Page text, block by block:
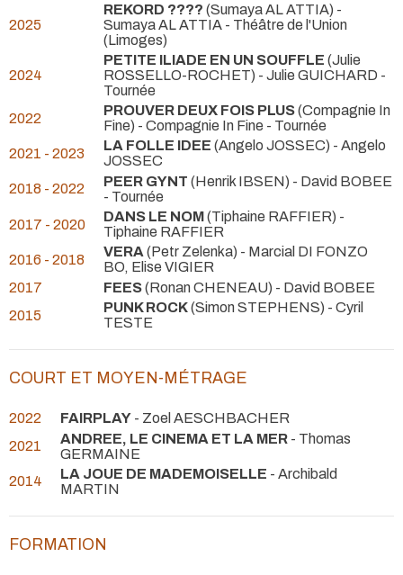
2025
REKORD ???? (Sumaya AL ATTIA) -
Sumaya AL ATTIA - Théâtre de l'Union
(Limoges)
2024
PETITE ILIADE EN UN SOUFFLE (Julie
ROSSELLO-ROCHET) - Julie GUICHARD -
Tournée
2022
PROUVER DEUX FOIS PLUS(Compagnie In
Fine) - Compagnie In Fine - Tournée
2021 - 2023
LA FOLLE IDEE (Angelo JOSSEC) - Angelo
JOSSEC
2018 - 2022
PEER GYNT (Henrik IBSEN) - David BOBEE
- Tournée
2017 - 2020
DANS LE NOM(Tiphaine RAFFIER) -
Tiphaine RAFFIER
2016 - 2018
VERA (Petr Zelenka) - Marcial DI FONZO
BO, Elise VIGIER
2017
FEES(Ronan CHENEAU) - David BOBEE
2015
PUNK ROCK(Simon STEPHENS) - Cyril
TESTE
COURT ET MOYEN-MÉTRAGE
2022 FAIRPLAY - Zoel AESCHBACHER
2021
ANDREE, LE CINEMA ET LA MER - Thomas
GERMAINE
2014
LA JOUE DE MADEMOISELLE - Archibald
MARTIN
FORMATION